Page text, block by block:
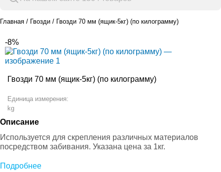
Главная Гвозди Гвозди 70 мм (ящик-5кг) (по килограмму)
-8%
Гвозди 70 мм (ящик-5кг) (по килограмму)
Единица измерения:
kg
Описание
Используется для скрепления различных материалов
посредством забивания. Указана цена за 1кг.
Подробнее